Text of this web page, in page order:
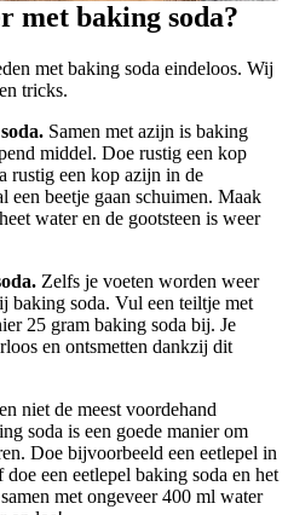
met baking soda?
met baking soda eindeloos. Wij
tricks.
Samen met azijn is baking
middel. Doe rustig een kop
rustig een kop azijn in de
een beetje gaan schuimen. Maak
water en de gootsteen is weer
Zelfs je voeten worden weer
baking soda. Vul een teiltje met
25 gram baking soda bij. Je
en ontsmetten dankzij dit
niet de meest voordehand
soda is een goede manier om
Doe bijvoorbeeld een eetlepel in
een eetlepel baking soda en het
samen met ongeveer 400 ml water